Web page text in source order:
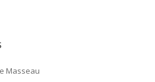
Masseau